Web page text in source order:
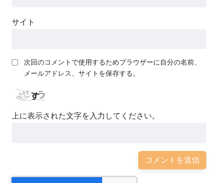
サイト
次回のコメントで使用するためブラウザーに自分の名前、
メールアドレス、サイトを保存する。
上に表示された文字を入力してください。